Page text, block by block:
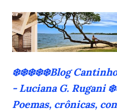
Pular para o
❄️❄️❄️❄️❄️Blog Cantinho
- Luciana G. Rugani
Poemas, crônicas,